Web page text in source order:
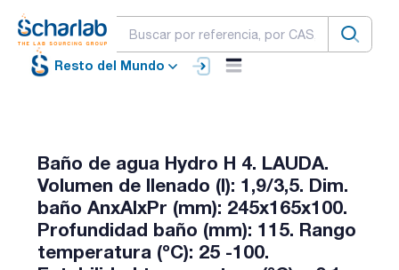
Resto del Mundo
Baño de agua Hydro H 4. LAUDA.
Volumen de llenado (l): 1,9/3,5. Dim.
baño AnxAlxPr (mm): 245x165x100.
Profundidad baño (mm): 115. Rango
temperatura (ºC): 25 -100.